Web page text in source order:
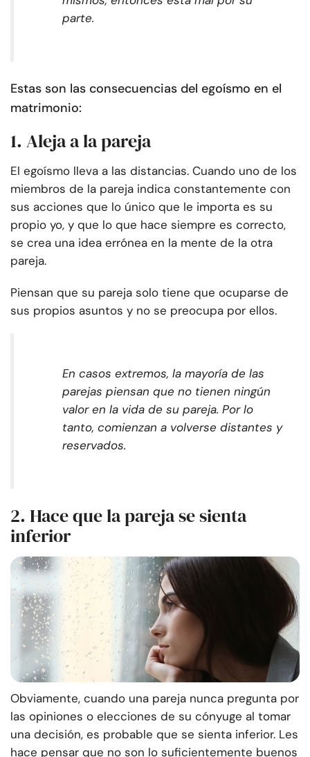
parte.
Estas son las consecuencias del egoísmo en el
matrimonio:
1. Aleja a la pareja
El egoísmo lleva a las distancias. Cuando uno de los
miembros de la pareja indica constantemente con
sus acciones que lo único que le importa es su
propio yo, y que lo que hace siempre es correcto,
se crea una idea errónea en la mente de la otra
pareja.
Piensan que su pareja solo tiene que ocuparse de
sus propios asuntos y no se preocupa por ellos.
En casos extremos, la mayoría de las
parejas piensan que no tienen ningún
valor en la vida de su pareja. Por lo
tanto, comienzan a volverse distantes y
reservados.
2. Hace que la pareja se sienta
inferior
Obviamente, cuando una pareja nunca pregunta por
las opiniones o elecciones de su cónyuge al tomar
una decisión, es probable que se sienta inferior. Les
hace pensar que no son lo suficientemente buenos